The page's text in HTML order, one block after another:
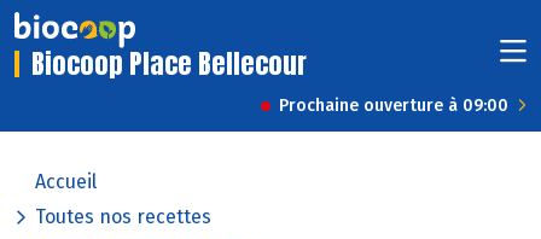
Biocoop Place Bellecour
Prochaine ouverture à 09:00
Accueil
Toutes nos recettes